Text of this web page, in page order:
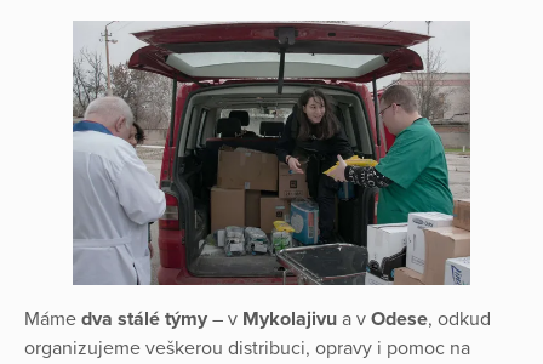
Máme dva stálé týmy – v Mykolajivu a v Odese, odkud
organizujeme veškerou distribuci, opravy i pomoc na